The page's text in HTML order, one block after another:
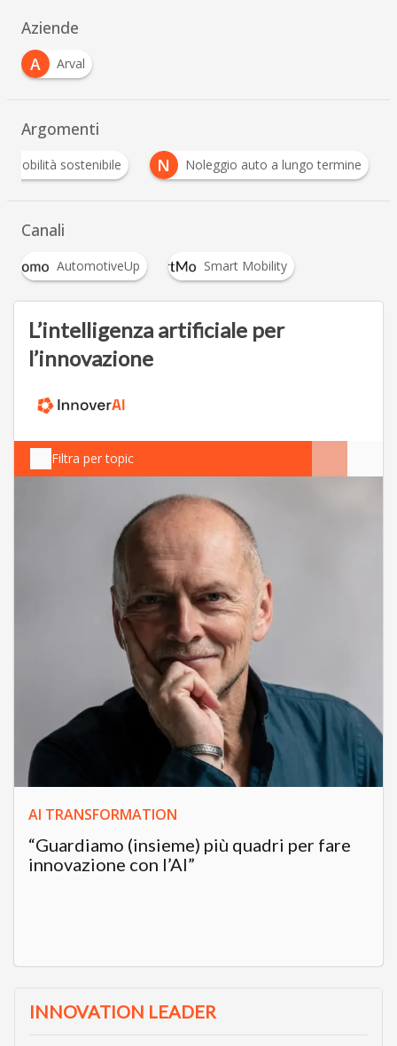
Aziende
A
Arval
Argomenti
M
Mobilità sostenibile N Noleggio auto a lungo
Canali
AutomotiveUp Smart Mobility
L’intelligenza artificiale per
l’innovazione
Filtra per topic
AI TRANSFORMATION
“Guardiamo (insieme) più quadri per fare
innovazione con l’AI”
INNOVATION LEADER